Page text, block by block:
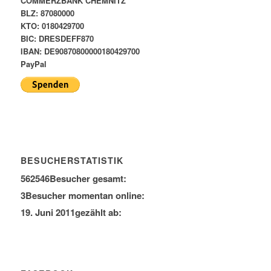
BLZ: 87080000
KTO: 0180429700
BIC: DRESDEFF870
IBAN: DE90870800000180429700
PayPal
BESUCHERSTATISTIK
562546Besucher gesamt:
3Besucher momentan online:
19. Juni 2011gezählt ab: